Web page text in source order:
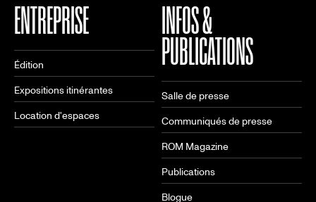
ENTREPRISE
Édition
Expositions itinérantes
Location d'espaces
INFOS &
PUBLICATIONS
Salle de presse
Communiqués de presse
ROM Magazine
Publications
Blogue